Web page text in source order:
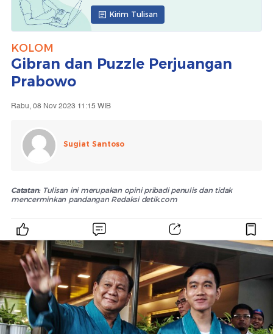
Kirim Tulisan
KOLOM
Gibran dan Puzzle Perjuangan
Prabowo
Rabu, 08 Nov 2023 11:15 WIB
Sugiat Santoso
Catatan:Tulisan ini merupakan opini pribadi penulis dan tidak
mencerminkan pandangan Redaksi detik.com